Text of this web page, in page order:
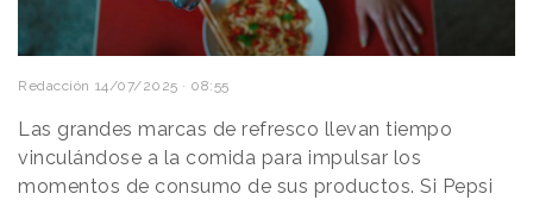
Redacción 14/07/2025 · 08:55
Las grandes marcas de refresco llevan tiempo
vinculándose a la comida para impulsar los
momentos de consumo de sus productos. Si Pepsi